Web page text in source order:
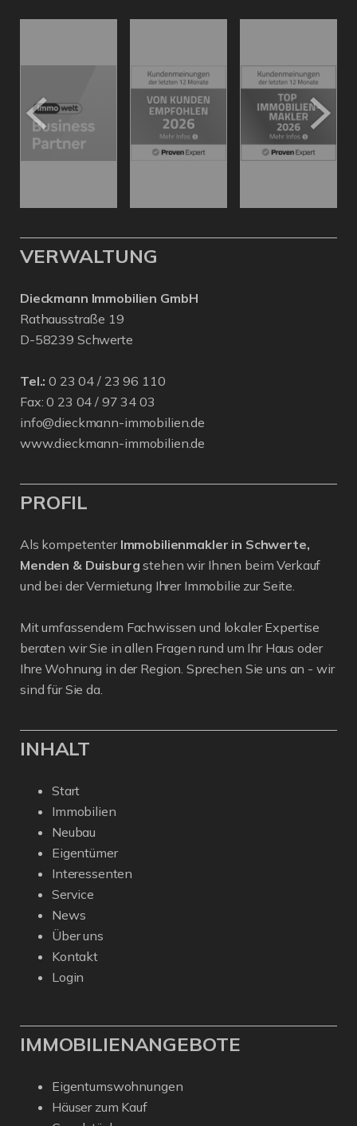
VERWALTUNG
Dieckmann Immobilien GmbH
Rathausstraße 19
D-58239 Schwerte
Tel.: 0 23 04 / 23 96 110
Fax: 0 23 04 / 97 34 03
info@dieckmann-immobilien.de
www.dieckmann-immobilien.de
PROFIL
Als kompetenter Immobilienmakler in Schwerte,
Menden & Duisburg stehen wir Ihnen beim Verkauf
und bei der Vermietung Ihrer Immobilie zur Seite.
Mit umfassendem Fachwissen und lokaler Expertise
beraten wir Sie in allen Fragen rund um Ihr Haus oder
Ihre Wohnung in der Region. Sprechen Sie uns an - wir
sind für Sie da.
INHALT
Start
Immobilien
Neubau
Eigentümer
Interessenten
Service
News
Über uns
Kontakt
Login
IMMOBILIENANGEBOTE
Eigentumswohnungen
Häuser zum Kauf